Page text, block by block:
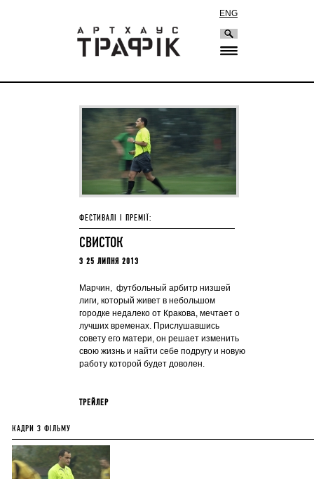
ENG
ФЕСТИВАЛІ І ПРЕМІЇ:
СВИСТОК
З 25 ЛИПНЯ 2013
Марчин, футбольный арбитр низшей
лиги, который живет в небольшом
городке недалеко от Кракова, мечтает о
лучших временах. Прислушавшись
совету его матери, он решает изменить
свою жизнь и найти себе подругу и новую
работу которой будет доволен.
ТРЕЙЛЕР
КАДРИ З ФІЛЬМУ